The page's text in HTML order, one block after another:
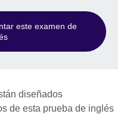
este examen de
diseñados
de esta prueba de inglés